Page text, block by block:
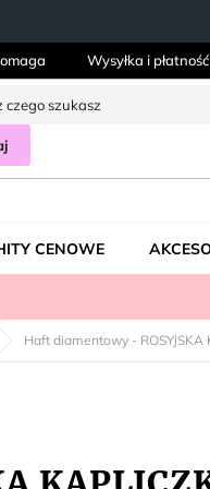
Wysyłka i płatność
CENOWE
Haft diamentowy - ROSYJSKA